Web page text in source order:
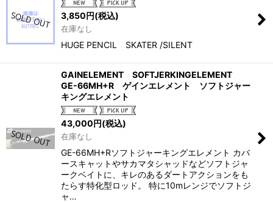
3,850円(税込)
在庫なし
HUGE PENCIL SKATER /SILENT
GAINELEMENT SOFTJERKINGELEMENT
GE-66MH+R ゲインエレメント ソフトジャー
キングエレメント
43,000円(税込)
在庫なし
GE-66MH+Rソフトジャーキングエレメント カバ
ースキャットやサカマタシャッドなどソフトジャ
ークベイトに、キレのあるダートアクションをも
たらす特化型ロッド。 特に10mレンジでソフトジ
ャ…